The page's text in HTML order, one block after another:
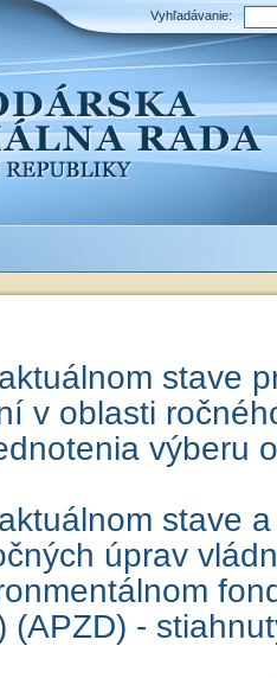
Vyhľadávanie:
stave
v oblasti
výberu
stave
úprav
(APZD) -